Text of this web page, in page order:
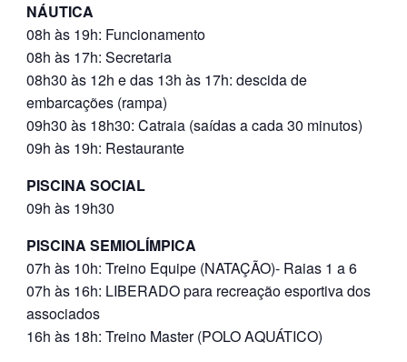
NÁUTICA
08h às 19h: Funcionamento
08h às 17h: Secretaria
08h30 às 12h e das 13h às 17h: descida de
embarcações (rampa)
09h30 às 18h30: Catraia (saídas a cada 30 minutos)
09h às 19h: Restaurante
PISCINA SOCIAL
09h às 19h30
PISCINA SEMIOLÍMPICA
07h às 10h: Treino Equipe (NATAÇÃO)- Raias 1 a 6
07h às 16h: LIBERADO para recreação esportiva dos
associados
16h às 18h: Treino Master (POLO AQUÁTICO)